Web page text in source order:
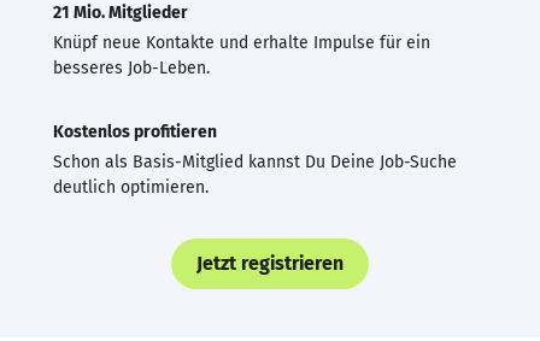
21 Mio. Mitglieder
Knüpf neue Kontakte und erhalte Impulse für ein
besseres Job-Leben.
Kostenlos profitieren
Schon als Basis-Mitglied kannst Du Deine Job-Suche
deutlich optimieren.
Jetzt registrieren